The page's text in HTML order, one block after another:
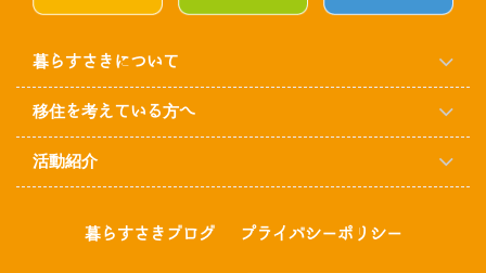
暮らすさきについて
移住を考えている方へ
活動紹介
暮らすさきブログ プライバシーポリシー